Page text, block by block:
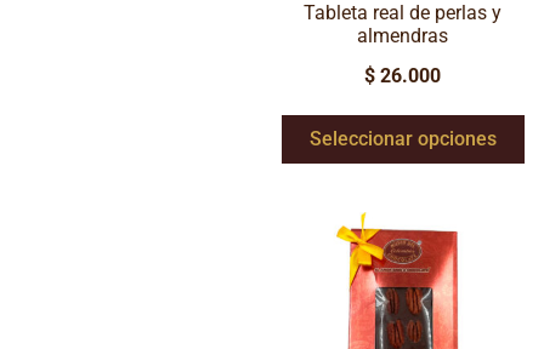
Tableta real de perlas y
almendras
$ 26.000
Seleccionar opciones